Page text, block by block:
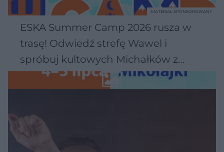
ESKA Summer Camp 2026 rusza w
trasę! Odwiedź strefę Wawel i
spróbuj kultowych Michałków z
Wawelu
MATERIAŁ SPONSOROWANY